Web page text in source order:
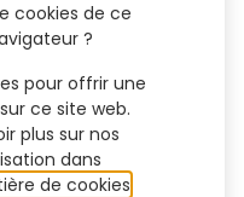
cookies de ce
?
pour offrir une
ce site web.
plus sur nos
dans
de cookies